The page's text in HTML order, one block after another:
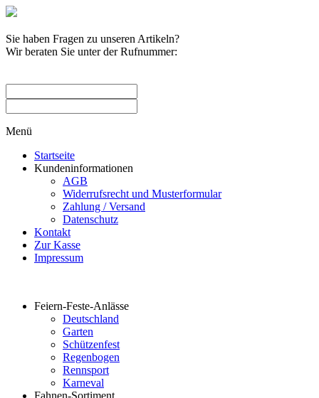
Sie haben Fragen zu unseren Artikeln?
Wir beraten Sie unter der Rufnummer:
Menü
Startseite
Kundeninformationen
AGB
Widerrufsrecht und Musterformular
Zahlung / Versand
Datenschutz
Kontakt
Zur Kasse
Impressum
Feiern-Feste-Anlässe
Deutschland
Garten
Schützenfest
Regenbogen
Rennsport
Karneval
Fahnen-Sortiment